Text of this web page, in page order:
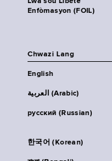
Enfòmasyon (FOIL)
Chwazi Lang
English
العربية (Arabic)
русский (Russian)
한국어 (Korean)